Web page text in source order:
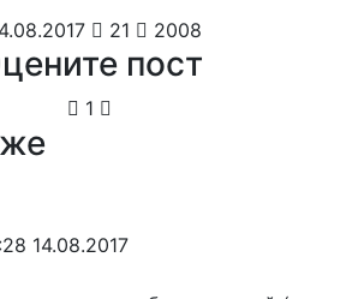
21 2008
пост
1
14.08.2017